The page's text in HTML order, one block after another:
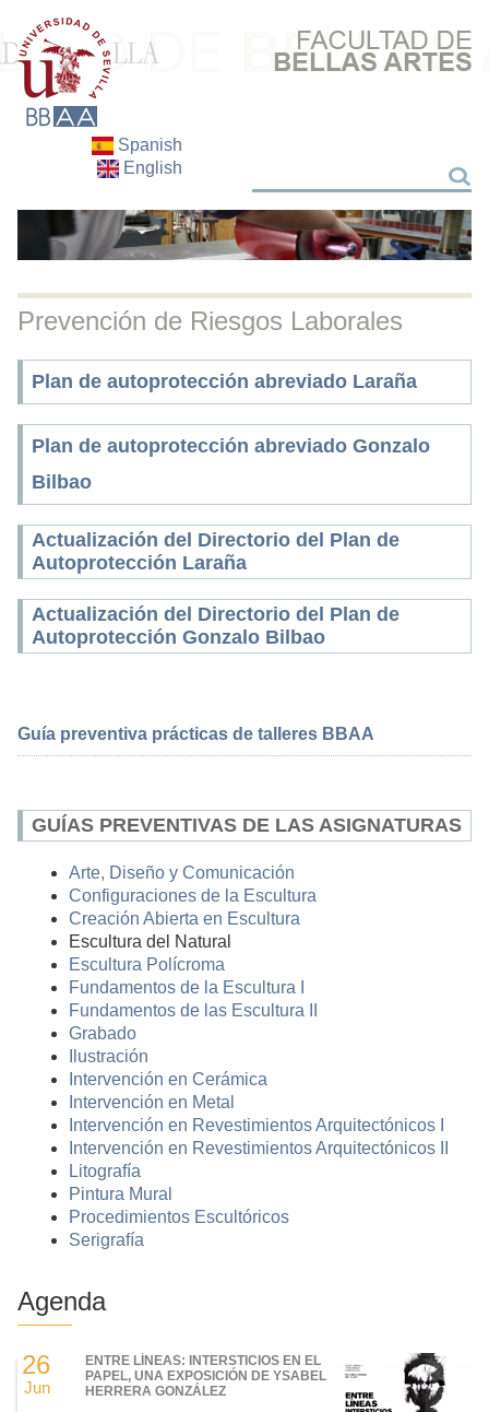
Spanish
English
Search
Prevención de Riesgos Laborales
Plan de autoprotección abreviado Laraña
Plan de autoprotección abreviado Gonzalo
Bilbao
Actualización del Directorio del Plan de
Autoprotección Laraña
Actualización del Directorio del Plan de
Autoprotección Gonzalo Bilbao
Guía preventiva prácticas de talleres BBAA
GUÍAS PREVENTIVAS DE LAS ASIGNATURAS
Arte, Diseño y Comunicación
Configuraciones de la Escultura
Creación Abierta en Escultura
Escultura del Natural
Escultura Polícroma
Fundamentos de la Escultura I
Fundamentos de las Escultura II
Grabado
Ilustración
Intervención en Cerámica
Intervención en Metal
Intervención en Revestimientos Arquitectónicos I
Intervención en Revestimientos Arquitectónicos II
Litografía
Pintura Mural
Procedimientos Escultóricos
Serigrafía
Agenda
26
Jun
ENTRE LÍNEAS: INTERSTICIOS EN EL
PAPEL, UNA EXPOSICIÓN DE YSABEL
HERRERA GONZÁLEZ